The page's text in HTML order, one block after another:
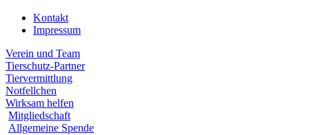
Kontakt
Impressum
Verein und Team
Tierschutz-Partner
Tiervermittlung
Notfellchen
Wirksam helfen
Mitgliedschaft
Allgemeine Spende